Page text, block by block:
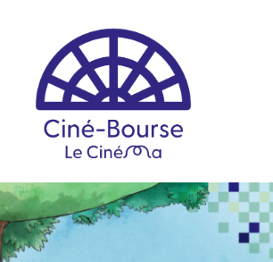
FILMS ET HORAIRES